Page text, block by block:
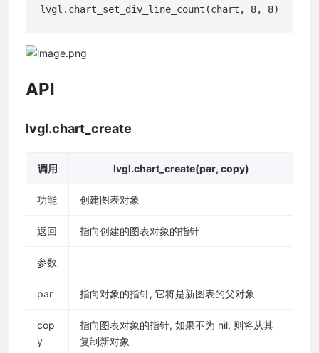
API
lvgl.chart_create
调用 lvgl.chart_create(par, copy)
功能 创建图表对象
返回 指向创建的图表对象的指针
参数
par 指向对象的指针, 它将是新图表的父对象
cop
y
指向图表对象的指针, 如果不为 nil, 则将从其
复制新对象